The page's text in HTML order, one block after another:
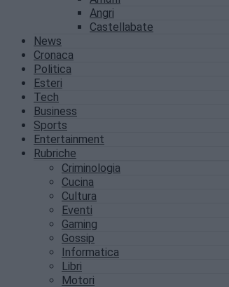
Angri
Castellabate
News
Cronaca
Politica
Esteri
Tech
Business
Sports
Entertainment
Rubriche
Criminologia
Cucina
Cultura
Eventi
Gaming
Gossip
Informatica
Libri
Motori